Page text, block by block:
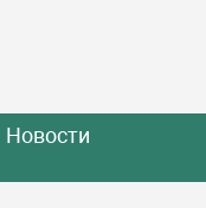
Новости